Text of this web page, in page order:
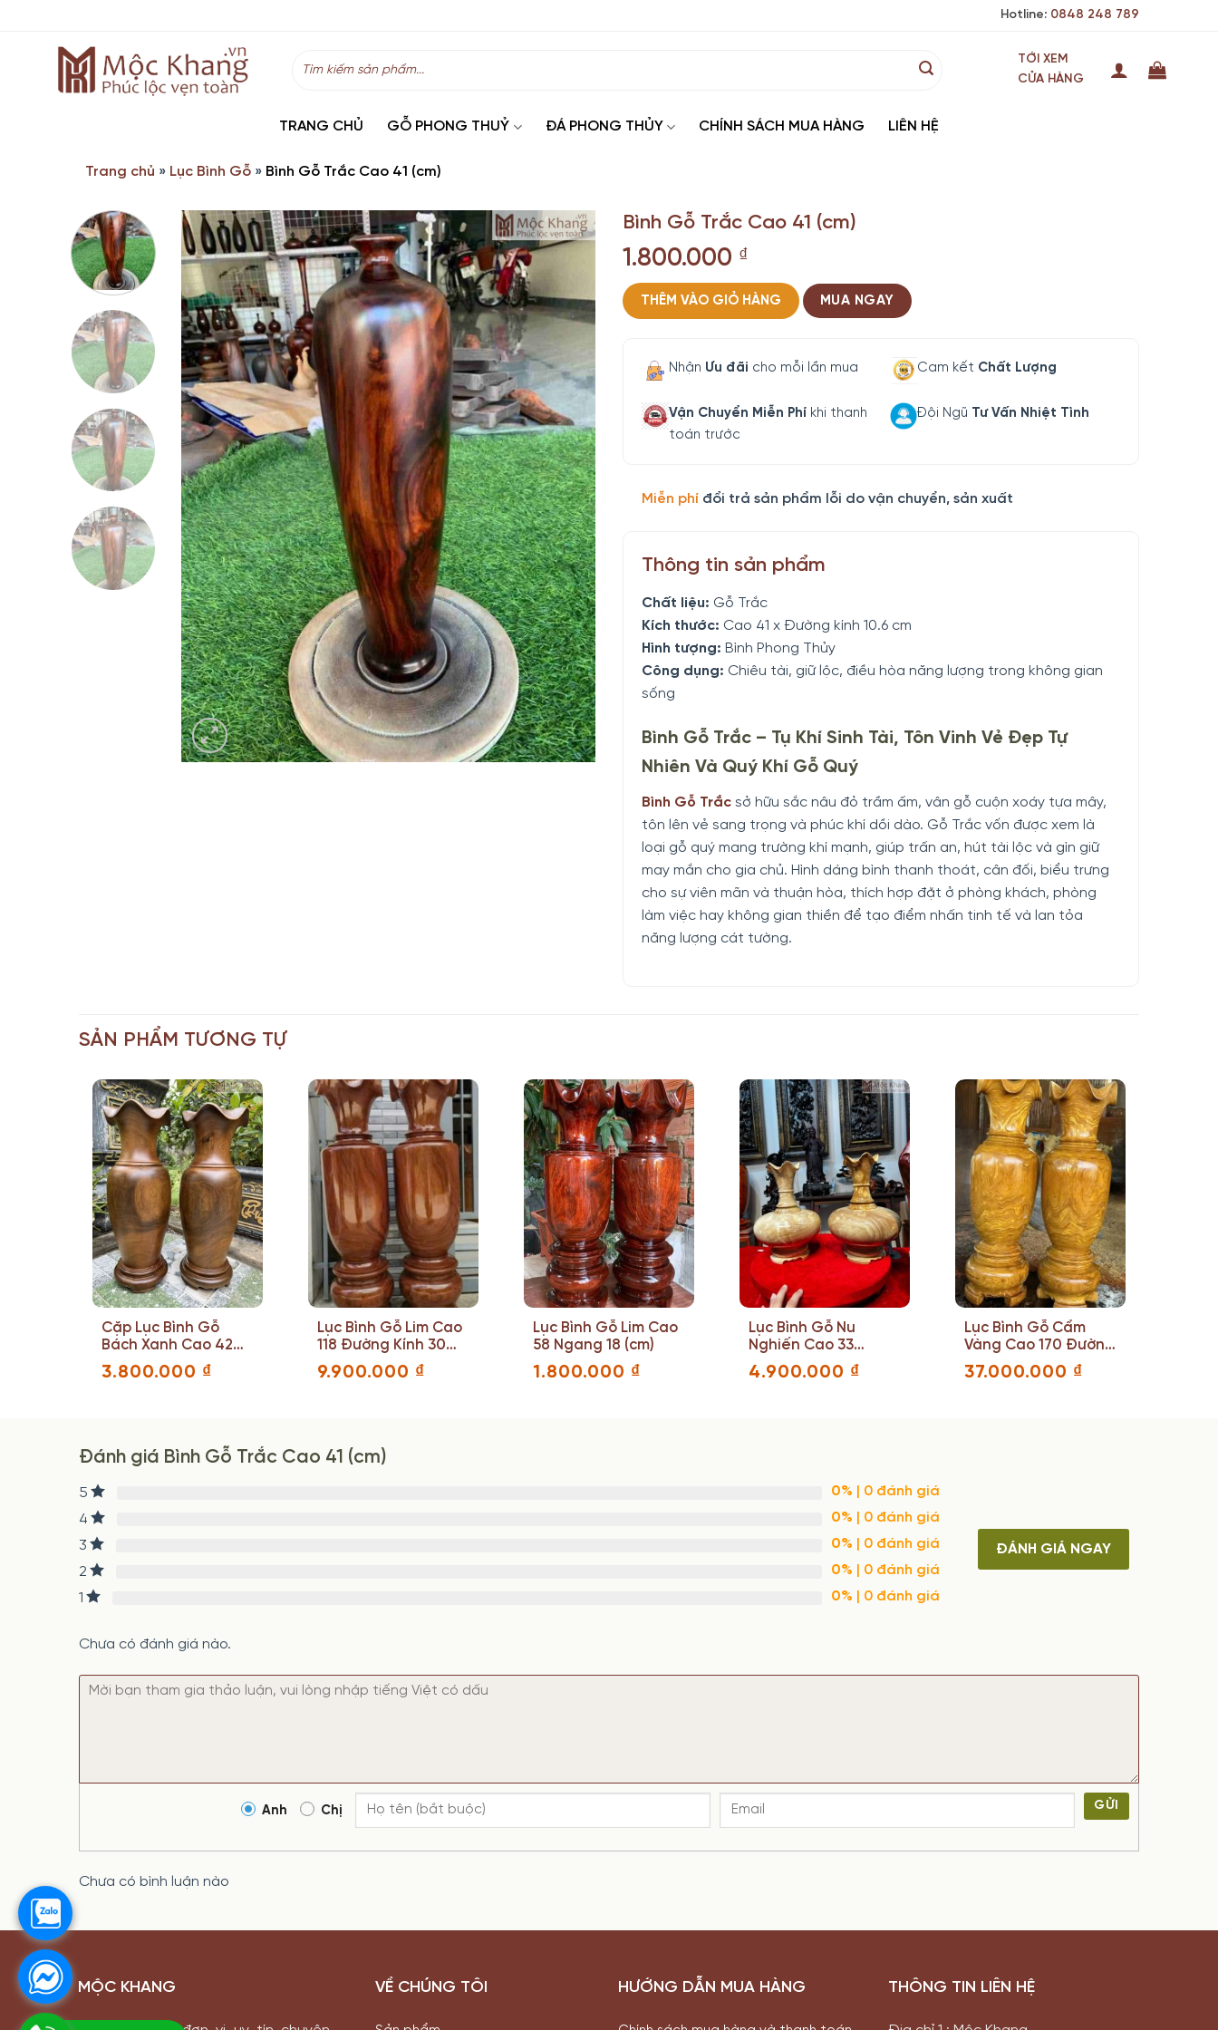
Hotline: 0848 248 789
kiếm:
TỚI XEM
CỬA HÀNG
TRANG CHỦ GỖ PHONG THUỶ ĐÁ PHONG THỦY CHÍNH SÁCH MUA HÀNG LIÊN HỆ
Trang chủ » Lục Bình Gỗ » Bình Gỗ Trắc Cao 41 (cm)
Bình Gỗ Trắc Cao 41 (cm)
1.800.000 ₫
THÊM VÀO GIỎ HÀNG MUA NGAY
Nhận Ưu đãi cho mỗi lần mua Cam kết Chất Lượng
Vận Chuyển Miễn Phí khi thanh
toán trước
Đội Ngũ Tư Vấn Nhiệt Tình
Miễn phí đổi trả sản phẩm lỗi do vận chuyển, sản xuất
Thông tin sản phẩm
Chất liệu: Gỗ Trắc
Kích thước: Cao 41 x Đường kính 10.6 cm
Hình tượng: Bình Phong Thủy
Công dụng: Chiêu tài, giữ lộc, điều hòa năng lượng trong không gian
sống
Bình Gỗ Trắc – Tụ Khí Sinh Tài, Tôn Vinh Vẻ Đẹp Tự
Nhiên Và Quý Khí Gỗ Quý
Bình Gỗ Trắc sở hữu sắc nâu đỏ trầm ấm, vân gỗ cuộn xoáy tựa mây,
tôn lên vẻ sang trọng và phúc khí dồi dào. Gỗ Trắc vốn được xem là
loại gỗ quý mang trường khí mạnh, giúp trấn an, hút tài lộc và gìn giữ
may mắn cho gia chủ. Hình dáng bình thanh thoát, cân đối, biểu trưng
cho sự viên mãn và thuận hòa, thích hợp đặt ở phòng khách, phòng
làm việc hay không gian thiền để tạo điểm nhấn tinh tế và lan tỏa
năng lượng cát tường.
SẢN PHẨM TƯƠNG TỰ
Cặp Lục Bình Gỗ
Bách Xanh Cao 42
Đường Kính 15(cm)
3.800.000 ₫
Lục Bình Gỗ Lim Cao
118 Đường Kính 30
(cm)
9.900.000 ₫
Lục Bình Gỗ Lim Cao
58 Ngang 18 (cm)
1.800.000 ₫
Lục Bình Gỗ Nu
Nghiến Cao 33
Đường Kính 22 (cm)
4.900.000 ₫
Lục Bình Gỗ Cẩm
Vàng Cao 170 Đường
Kính 54 (cm)
37.000.000 ₫
Đánh giá Bình Gỗ Trắc Cao 41 (cm)
5 0% | 0 đánh giá
4
0% | 0 đánh giá
3
0% | 0 đánh giá
2
0% | 0 đánh giá
1
0% | 0 đánh giá
ĐÁNH GIÁ NGAY
Chưa có đánh giá nào.
Anh Chị GỬI
Chưa có bình luận nào
MỘC KHANG VỀ CHÚNG TÔI HƯỚNG DẪN MUA HÀNG THÔNG TIN LIÊN HỆ